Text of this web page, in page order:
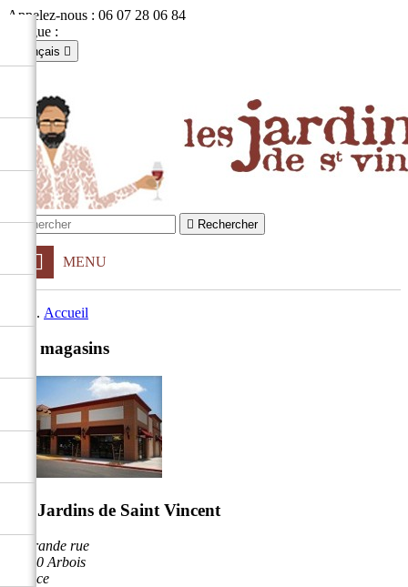
Appelez-nous : 06 07 28 06 84
Langue :
Français 
English
Se connecter
shopping_cart
 Rechercher
MENU
Accueil
Nos magasins
Les Jardins de Saint Vincent
49 grande rue
39600 Arbois
France